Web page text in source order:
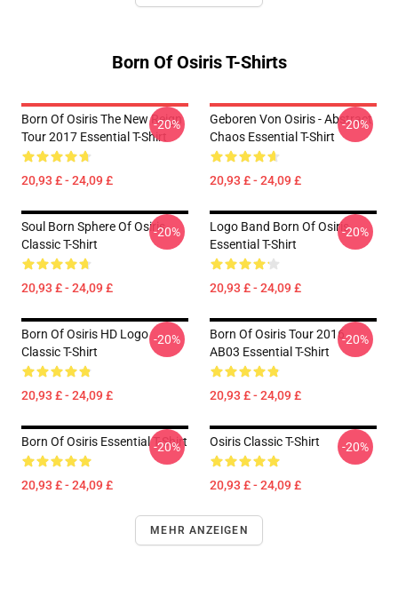
Born Of Osiris T-Shirts
Born Of Osiris The New Reign
Tour 2017 Essential T-Shirt
20,93 £ - 24,09 £
-20%
Geboren Von Osiris - Abstract
Chaos Essential T-Shirt
20,93 £ - 24,09 £
-20%
Soul Born Sphere Of Osiris
Classic T-Shirt
20,93 £ - 24,09 £
-20%
Logo Band Born Of Osiris
Essential T-Shirt
20,93 £ - 24,09 £
-20%
Born Of Osiris HD Logo
Classic T-Shirt
20,93 £ - 24,09 £
-20%
Born Of Osiris Tour 2016
AB03 Essential T-Shirt
20,93 £ - 24,09 £
-20%
Born Of Osiris Essential T-Shirt
20,93 £ - 24,09 £
-20% Osiris Classic T-Shirt
20,93 £ - 24,09 £
-20%
MEHR ANZEIGEN